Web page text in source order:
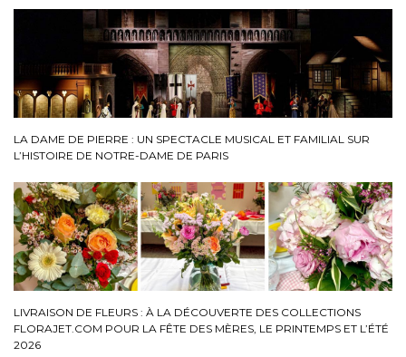
LA DAME DE PIERRE : UN SPECTACLE MUSICAL ET FAMILIAL SUR
L’HISTOIRE DE NOTRE-DAME DE PARIS
LIVRAISON DE FLEURS : À LA DÉCOUVERTE DES COLLECTIONS
FLORAJET.COM POUR LA FÊTE DES MÈRES, LE PRINTEMPS ET L’ÉTÉ
2026